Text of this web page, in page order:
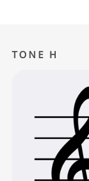
TONE H